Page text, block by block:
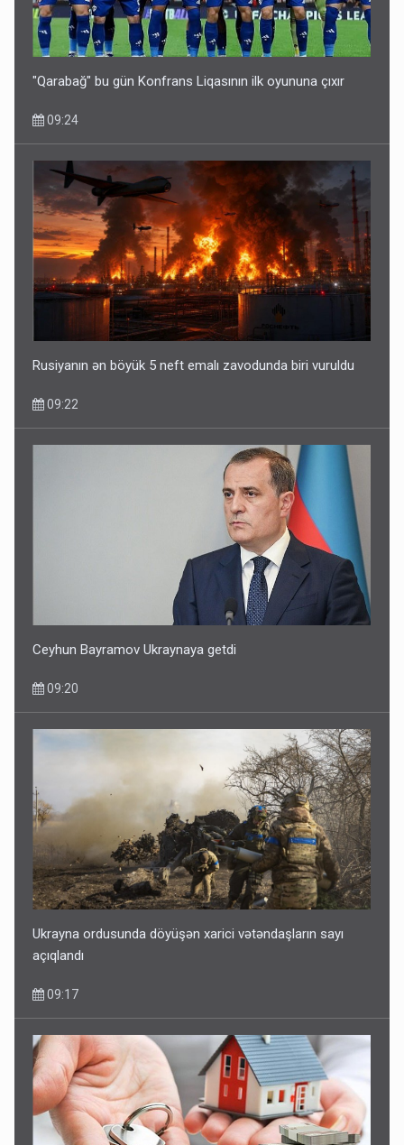
"Qarabağ" bu gün Konfrans Liqasının ilk oyununa çıxır
09:24
Rusiyanın ən böyük 5 neft emalı zavodunda biri vuruldu
09:22
Ceyhun Bayramov Ukraynaya getdi
09:20
Ukrayna ordusunda döyüşən xarici vətəndaşların sayı
açıqlandı
09:17